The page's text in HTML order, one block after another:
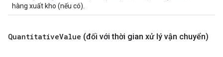
hàng xuất kho (nếu có).
QuantitativeValue (đối với thời gian xử lý vận chuyển)